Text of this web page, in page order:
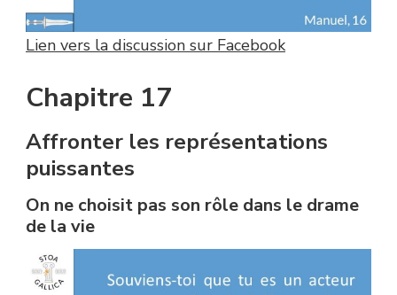
Lien vers la discussion sur Facebook
Chapitre 17
Affronter les représentations
puissantes
On ne choisit pas son rôle dans le drame
de la vie